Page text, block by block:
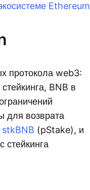
Ethereum
протокола web3:
BNB в
для возврата
stkBNB (pStake), и
стейкинга